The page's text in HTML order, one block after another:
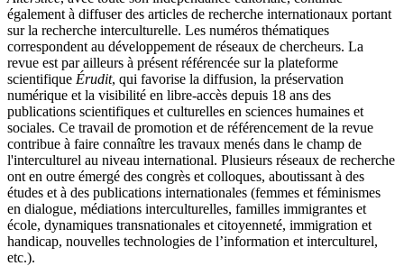
également à diffuser des articles de recherche internationaux portant
sur la recherche interculturelle. Les numéros thématiques
correspondent au développement de réseaux de chercheurs. La
revue est par ailleurs à présent référencée sur la plateforme
scientifique Érudit, qui favorise la diffusion, la préservation
numérique et la visibilité en libre-accès depuis 18 ans des
publications scientifiques et culturelles en sciences humaines et
sociales. Ce travail de promotion et de référencement de la revue
contribue à faire connaître les travaux menés dans le champ de
l'interculturel au niveau international. Plusieurs réseaux de recherche
ont en outre émergé des congrès et colloques, aboutissant à des
études et à des publications internationales (femmes et féminismes
en dialogue, médiations interculturelles, familles immigrantes et
école, dynamiques transnationales et citoyenneté, immigration et
handicap, nouvelles technologies de l’information et interculturel,
etc.).